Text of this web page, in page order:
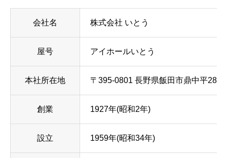
会社名 株式会社 いとう
屋号 アイホールいとう
本社所在地 〒395-0801 長野県飯田市鼎中平2820
創業 1927年(昭和2年)
設立 1959年(昭和34年)